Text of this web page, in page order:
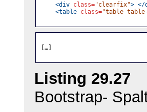
<div class="clearfix"> </
<table class="table
[…]
Listing 29.27
Bootstrap-